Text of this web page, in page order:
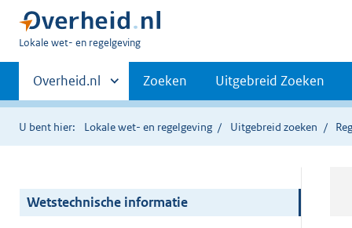
U
hier:
Lokale wet- en regelgeving
Primaire
navigatie
Andere
sites
binnen
Overheid.nl Zoeken Uitgebreid Zoeken
U bent hier: Lokale wet- en regelgeving Uitgebreid zoeken
Wetstechnische informatie